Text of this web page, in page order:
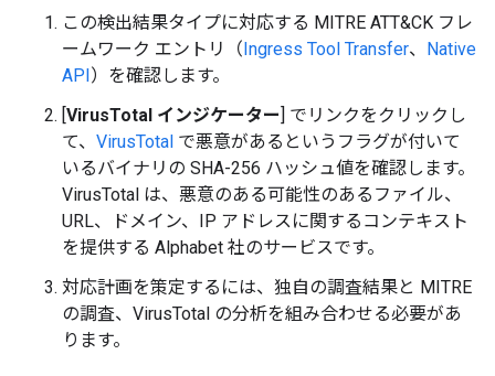
この検出結果タイプに対応する MITRE ATT&CK フレ
ームワーク エントリ（Ingress Tool Transfer、 Native
API）を確認します。
[VirusTotal インジケーター] でリンクをクリックし
て、 VirusTotal で悪意があるというフラグが付いて
いるバイナリの SHA-256 ハッシュ値を確認します。
VirusTotal は、悪意のある可能性のあるファイル、
URL、ドメイン、IP アドレスに関するコンテキスト
を提供する Alphabet 社のサービスです。
対応計画を策定するには、独自の調査結果と MITRE
の調査、VirusTotal の分析を組み合わせる必要があ
ります。